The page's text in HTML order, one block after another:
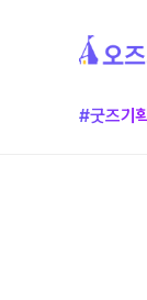
#굿즈기